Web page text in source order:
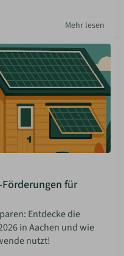
Mehr lesen
für
Entdecke die
in Aachen und wie
nutzt!